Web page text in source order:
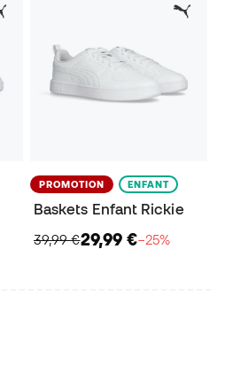
PROMOTION ENFANT
Baskets Enfant Rickie
39,99 €29,99 €−25%